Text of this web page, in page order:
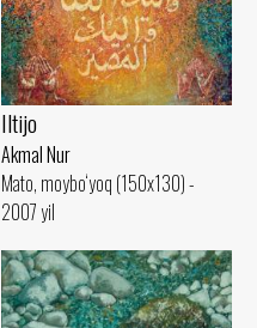
Iltijo
Akmal Nur
Mato, moybo‘yoq (150x130) -
2007 yil